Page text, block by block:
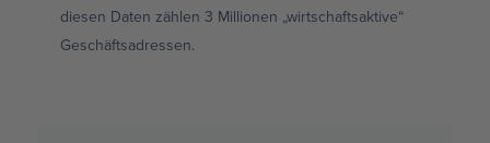
diesen Daten zählen 3 Millionen „wirtschaftsaktive“
Geschäftsadressen.